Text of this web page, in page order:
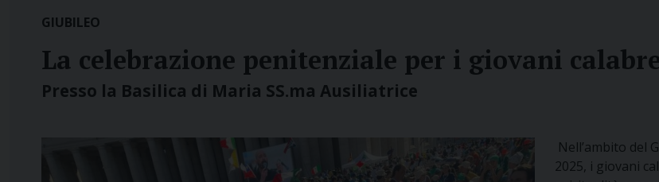
GIUBILEO
La celebrazione penitenziale per i giovani
Presso la Basilica di Maria SS.ma Ausiliatrice
Nell’ambito del
2025, i giovani